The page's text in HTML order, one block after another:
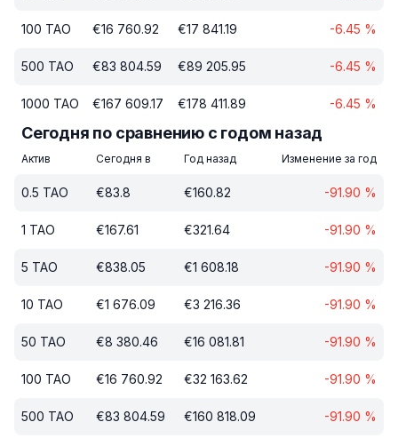
100 TAO €16 760.92 €17 841.19 -6.45 %
500 TAO €83 804.59 €89 205.95 -6.45 %
1000 TAO €167 609.17 €178 411.89 -6.45 %
Сегодня по сравнению с годом назад
Актив Сегодня в Год назад Изменение за год
0.5 TAO €83.8 €160.82 -91.90 %
1 TAO €167.61 €321.64 -91.90 %
5 TAO €838.05 €1 608.18 -91.90 %
10 TAO €1 676.09 €3 216.36 -91.90 %
50 TAO €8 380.46 €16 081.81 -91.90 %
100 TAO €16 760.92 €32 163.62 -91.90 %
500 TAO €83 804.59 €160 818.09 -91.90 %